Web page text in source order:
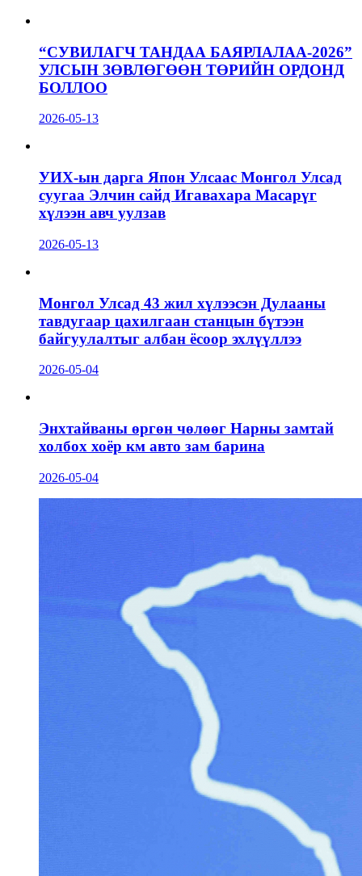
“СУВИЛАГЧ ТАНДАА БАЯРЛАЛАА-2026”
УЛСЫН ЗӨВЛӨГӨӨН ТӨРИЙН ОРДОНД
БОЛЛОО
2026-05-13
УИХ-ын дарга Япон Улсаас Монгол Улсад
суугаа Элчин сайд Игавахара Масарүг
хүлээн авч уулзав
2026-05-13
Монгол Улсад 43 жил хүлээсэн Дулааны
тавдугаар цахилгаан станцын бүтээн
байгуулалтыг албан ёсоор эхлүүллээ
2026-05-04
Энхтайваны өргөн чөлөөг Нарны замтай
холбох хоёр км авто зам барина
2026-05-04